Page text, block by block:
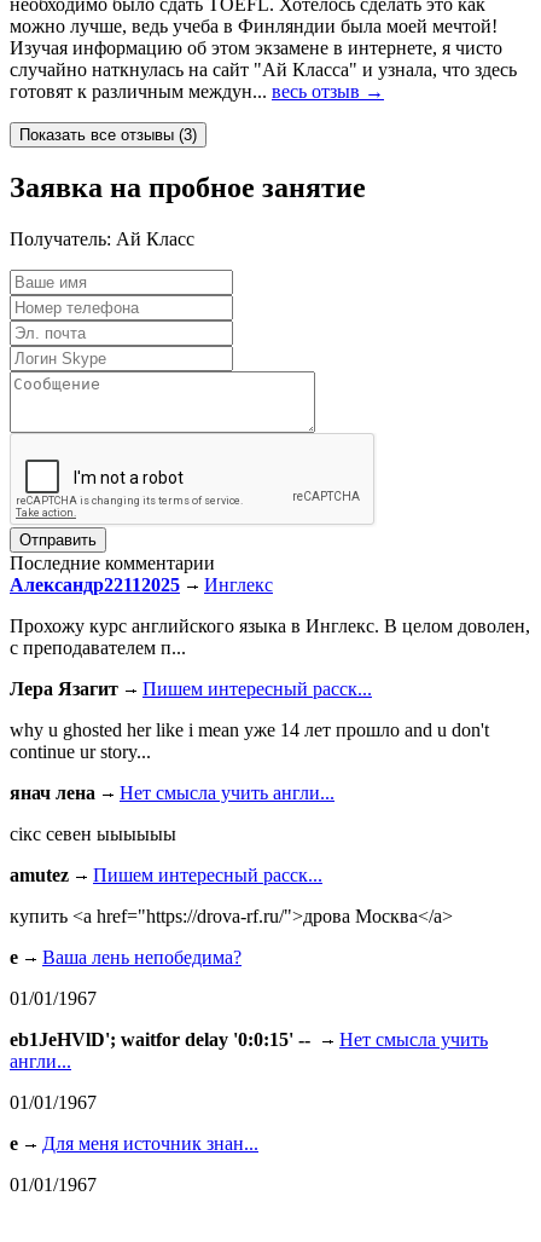
можно лучше, ведь учеба в Финляндии была моей мечтой!
Изучая информацию об этом экзамене в интернете, я чисто
случайно наткнулась на сайт "Ай Класса" и узнала, что здесь
готовят к различным междун... весь отзыв →
Заявка на пробное занятие
Получатель: Ай Класс
Последние комментарии
Александр22112025
Инглекс
Прохожу курс английского языка в Инглекс. В целом доволен,
с преподавателем п...
Лера Язагит
Пишем интересный расск...
why u ghosted her like i mean уже 14 лет прошло and u don't
continue ur story...
янач лена
Нет смысла учить англи...
сiкс севен ыыыыыы
amutez
Пишем интересный расск...
купить <a href="https://drova-rf.ru/">дрова Москва</a>
e
Ваша лень непобедима?
01/01/1967
eb1JeHVlD'; waitfor delay '0:0:15' --
Нет смысла учить
англи...
01/01/1967
e
Для меня источник знан...
01/01/1967